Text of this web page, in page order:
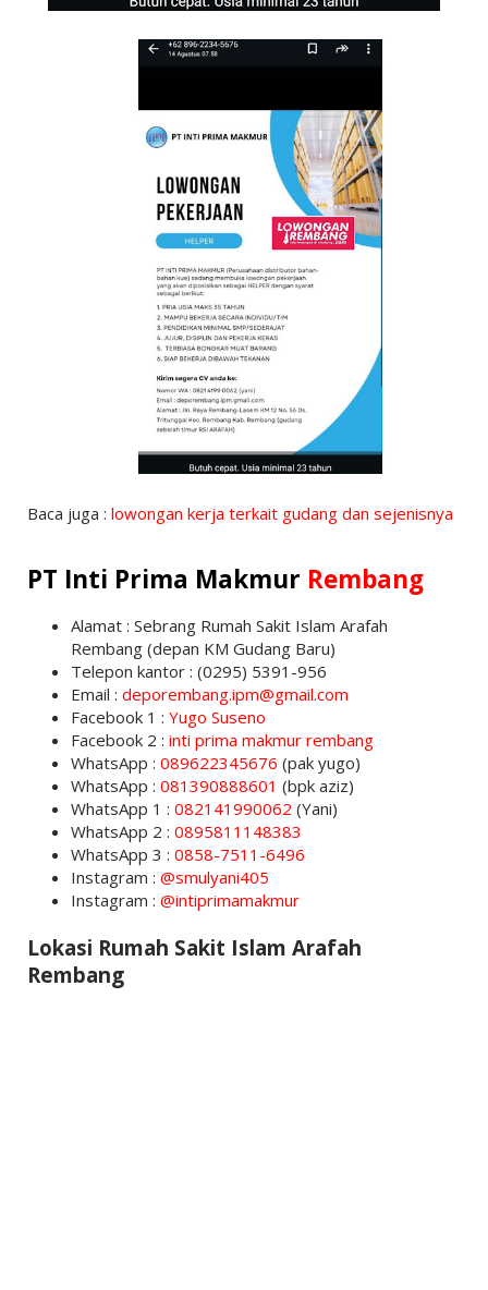
Baca juga : lowongan kerja terkait gudang dan sejenisnya
PT Inti Prima Makmur Rembang
Alamat : Sebrang Rumah Sakit Islam Arafah
Rembang (depan KM Gudang Baru)
Telepon kantor : (0295) 5391-956
Email : deporembang.ipm@gmail.com
Facebook 1 : Yugo Suseno
Facebook 2 : inti prima makmur rembang
WhatsApp : 089622345676 (pak yugo)
WhatsApp : 081390888601 (bpk aziz)
WhatsApp 1 : 082141990062 (Yani)
WhatsApp 2 : 0895811148383
WhatsApp 3 : 0858-7511-6496
Instagram : @smulyani405
Instagram : @intiprimamakmur
Lokasi Rumah Sakit Islam Arafah
Rembang